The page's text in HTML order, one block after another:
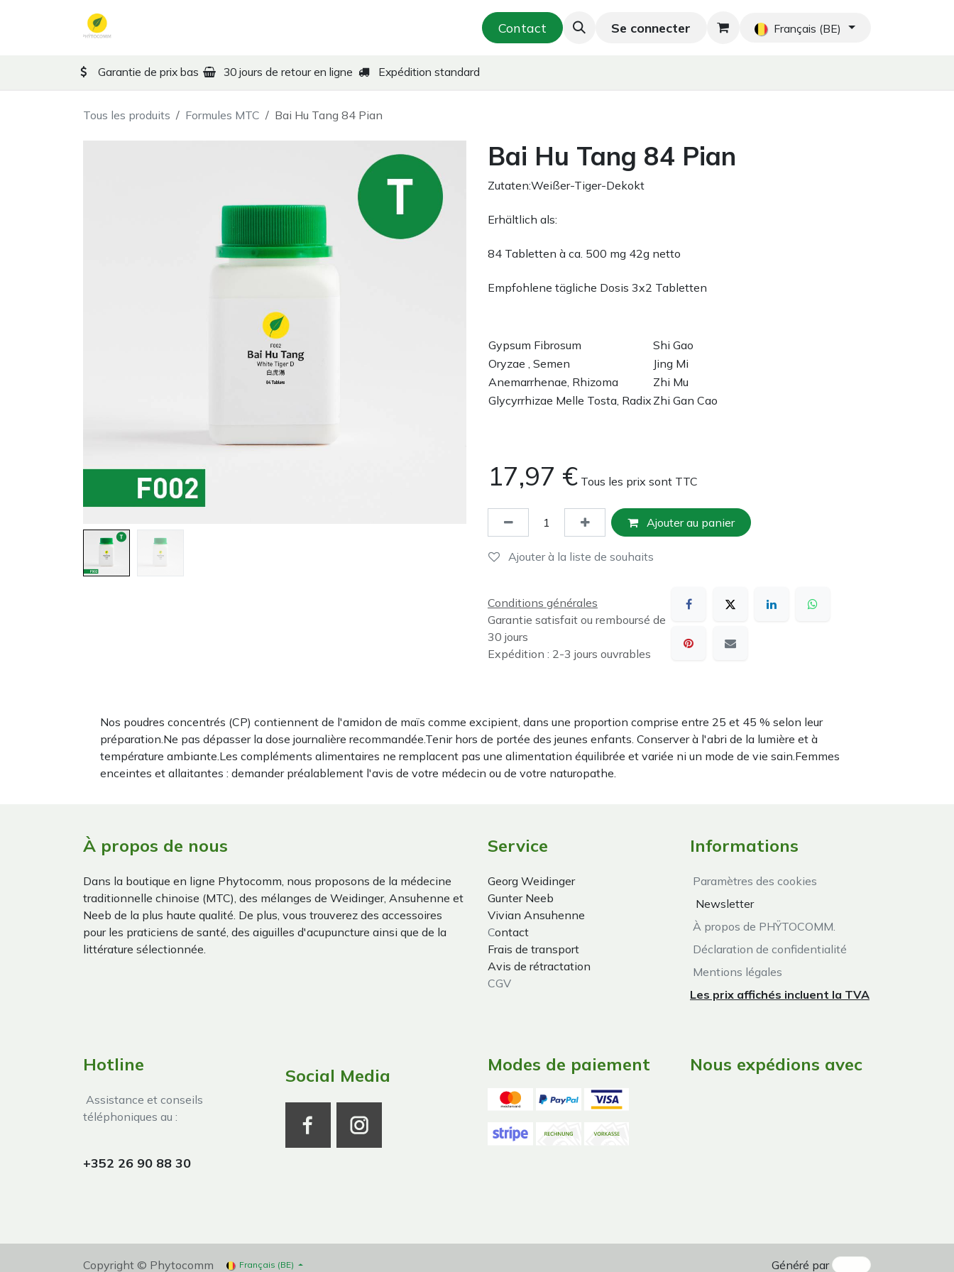
Cosmétique & Soins de la peau Thés orientaux Nouveau Blog
Contact Se connecter Français (BE)
Garantie de prix bas 30 jours de retour en ligne Expédition standard
Tous les produits Formules MTC Bai Hu Tang 84 Pian
Bai Hu Tang 84 Pian
Zutaten:Weißer-Tiger-Dekokt
Erhältlich als:
84 Tabletten à ca. 500 mg 42g netto
Empfohlene tägliche Dosis 3x2 Tabletten
Gypsum Fibrosum
Shi Gao
Oryzae , Semen
Jing Mi
Anemarrhenae, Rhizoma
Zhi Mu
Glycyrrhizae Melle Tosta, Radix Zhi Gan Cao
17,97 € Tous les prix sont TTC
Ajouter au panier
Ajouter à la liste de souhaits
Conditions générales
Garantie satisfait ou remboursé de
30 jours
Expédition : 2-3 jours ouvrables
Nos poudres concentrés (CP) contiennent de l'amidon de maïs comme excipient, dans une proportion comprise entre 25 et 45 % selon leur
préparation.Ne pas dépasser la dose journalière recommandée.Tenir hors de portée des jeunes enfants. Conserver à l'abri de la lumière et à
température ambiante.Les compléments alimentaires ne remplacent pas une alimentation équilibrée et variée ni un mode de vie sain.Femmes
enceintes et allaitantes : demander préalablement l'avis de votre médecin ou de votre naturopathe.
À propos de nous
Dans la boutique en ligne Phytocomm, nous proposons de la médecine
traditionnelle chinoise (MTC), des mélanges de Weidinger, Ansuhenne et
Neeb de la plus haute qualité. De plus, vous trouverez des accessoires
pour les praticiens de santé, des aiguilles d'acupuncture ainsi que de la
littérature sélectionnée.
Service
Georg Weidinger
Gunter Neeb
Vivian Ansuhenne
Contact
Frais de transport
Avis de rétractation
CGV
Informations
Paramètres des cookies
Newsletter
À propos de PHŸTOCOMM.
Déclaration de confidentialité
Mentions légales
Les prix affichés incluent la TVA
Hotline
Assistance et conseils
téléphoniques au :
+352 26 90 88 30
Social Media
Modes de paiement Nous expédions avec
Copyright © Phytocomm Français (BE) Généré par